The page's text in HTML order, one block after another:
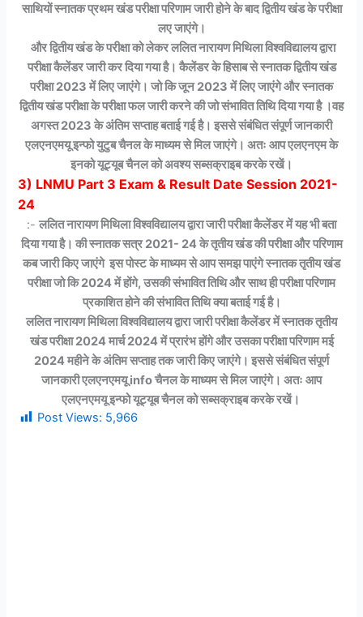
साथियों स्नातक प्रथम खंड परीक्षा परिणाम जारी होने के बाद द्वितीय खंड के परीक्षा
लए जाएंगे।
और द्वितीय खंड के परीक्षा को लेकर ललित नारायण मिथिला विश्वविद्यालय द्वारा
परीक्षा कैलेंडर जारी कर दिया गया है। कैलेंडर के हिसाब से स्नातक द्वितीय खंड
परीक्षा 2023 में लिए जाएंगे। जो कि जून 2023 में लिए जाएंगे और स्नातक
द्वितीय खंड परीक्षा के परीक्षा फल जारी करने की जो संभावित तिथि दिया गया है ।वह
अगस्त 2023 के अंतिम सप्ताह बताई गई है। इससे संबंधित संपूर्ण जानकारी
एलएनएमयू इन्फो युटुब चैनल के माध्यम से मिल जाएंगे। अतः आप एलएनएम के
इनको यूट्यूब चैनल को अवश्य सब्सक्राइब करके रखें।
3) LNMU Part 3 Exam & Result Date Session 2021-
24
:- ललित नारायण मिथिला विश्वविद्यालय द्वारा जारी परीक्षा कैलेंडर में यह भी बता
दिया गया है। की स्नातक सत्र 2021- 24 के तृतीय खंड की परीक्षा और परिणाम
कब जारी किए जाएंगे इस पोस्ट के माध्यम से आप समझ पाएंगे स्नातक तृतीय खंड
परीक्षा जो कि 2024 में होंगे, उसकी संभावित तिथि और साथ ही परीक्षा परिणाम
प्रकाशित होने की संभावित तिथि क्या बताई गई है।
ललित नारायण मिथिला विश्वविद्यालय द्वारा जारी परीक्षा कैलेंडर में स्नातक तृतीय
खंड परीक्षा 2024 मार्च 2024 में प्रारंभ होंगे और उसका परीक्षा परिणाम मई
2024 महीने के अंतिम सप्ताह तक जारी किए जाएंगे। इससे संबंधित संपूर्ण
जानकारी एलएनएमयू info चैनल के माध्यम से मिल जाएंगे। अतः आप
एलएनएमयू इन्फो यूट्यूब चैनल को सब्सक्राइब करके रखें।
Post Views: 5,966